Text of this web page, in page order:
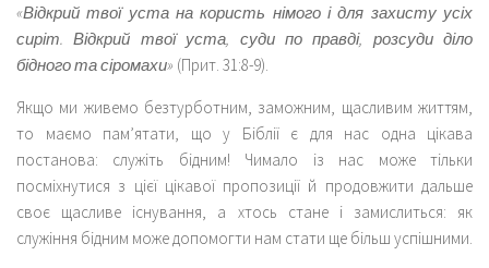
«Відкрий твої уста на користь німого і для захисту усіх
сиріт. Відкрий твої уста, суди по правді, розсуди діло
бідного та сіромахи» (Прит. 31:8-9).
Якщо ми живемо безтурботним, заможним, щасливим життям,
то маємо пам’ятати, що у Біблії є для нас одна цікава
постанова: служіть бідним! Чимало із нас може тільки
посміхнутися з цієї цікавої пропозиції й продовжити дальше
своє щасливе існування, а хтось стане і замислиться: як
служіння бідним може допомогти нам стати ще більш успішними.